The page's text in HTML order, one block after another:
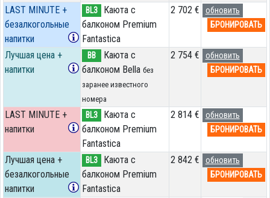
LAST MINUTE +
безалкогольные
напитки
BL3
Каюта с
балконом Premium
Fantastica
2 702 €
обновить
БРОНИРОВАТЬ
Лучшая цена +
напитки
BB
Каюта с
балконом Bella без
заранее известного
номера
2 754 €
обновить
БРОНИРОВАТЬ
LAST MINUTE +
напитки
BL3
Каюта с
балконом Premium
Fantastica
2 814 €
обновить
БРОНИРОВАТЬ
Лучшая цена +
безалкогольные
напитки
BL3
Каюта с
балконом Premium
Fantastica
2 842 €
обновить
БРОНИРОВАТЬ